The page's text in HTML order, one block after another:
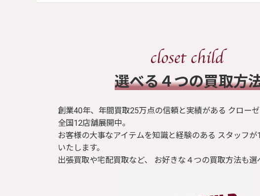
選べる４つの買取方
創業40年、年間買取25万点の信頼と実績がある クロー
全国12店舗展開中。
お客様の大事なアイテムを知識と経験のある スタッフ
いたします。
出張買取や宅配買取など、 お好きな４つの買取方法も選